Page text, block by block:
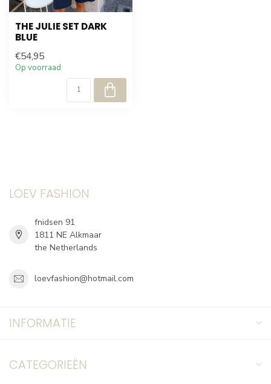
THE JULIE SET DARK
BLUE
€54,95
Op voorraad
LOEV FASHION
fnidsen 91
1811 NE Alkmaar
the Netherlands
loevfashion@hotmail.com
INFORMATIE
CATEGORIEËN